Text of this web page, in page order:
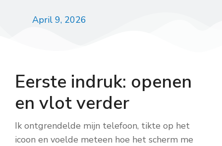
April 9, 2026
Eerste indruk: openen
en vlot verder
Ik ontgrendelde mijn telefoon, tikte op het
icoon en voelde meteen hoe het scherm me